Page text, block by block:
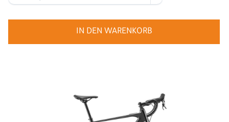
IN DEN WARENKORB